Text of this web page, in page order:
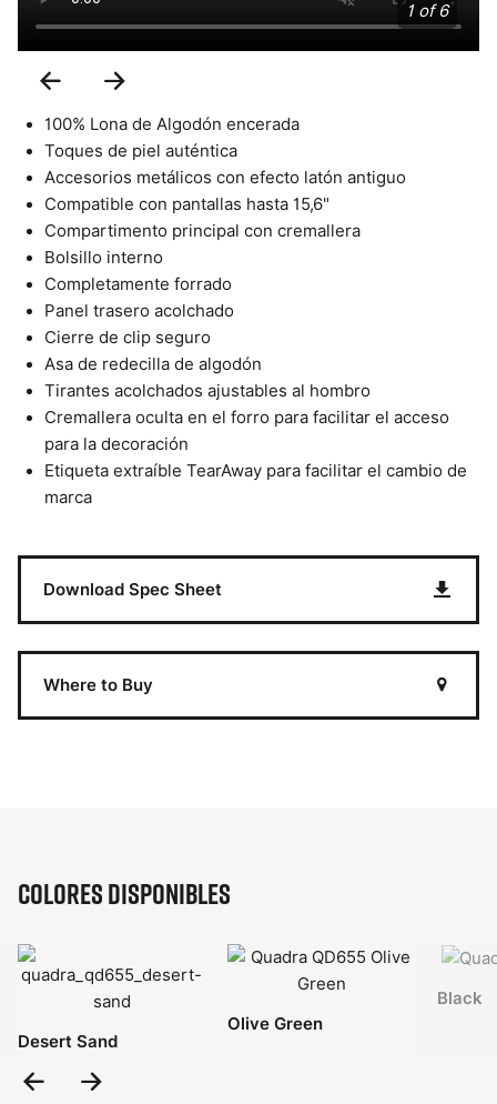
1 of 6
Previous
Slide Slide
100% Lona de Algodón encerada
Toques de piel auténtica
Accesorios metálicos con efecto latón antiguo
Compatible con pantallas hasta 15,6"
Compartimento principal con cremallera
Bolsillo interno
Completamente forrado
Panel trasero acolchado
Cierre de clip seguro
Asa de redecilla de algodón
Tirantes acolchados ajustables al hombro
Cremallera oculta en el forro para facilitar el acceso
para la decoración
Etiqueta extraíble TearAway para facilitar el cambio de
marca
Download Spec Sheet
Where to Buy
Colores disponibles
Desert Sand
Olive Green
Black
Previous